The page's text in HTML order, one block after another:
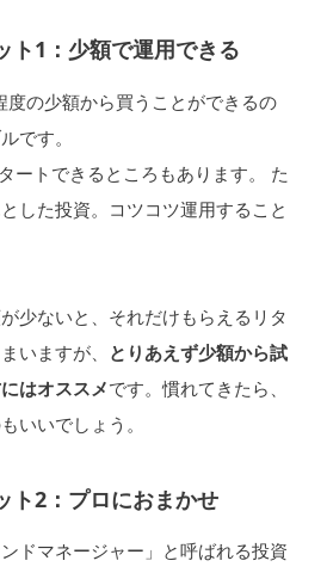
ト1：少額で運用できる
の少額から買うことができるの
です。
ートできるところもあります。 た
した投資。コツコツ運用すること
少ないと、それだけもらえるリタ
いますが、
とりあえず少額から試
はオススメです。慣れてきたら、
いいでしょう。
ト2：プロにおまかせ
ドマネージャー」と呼ばれる投資